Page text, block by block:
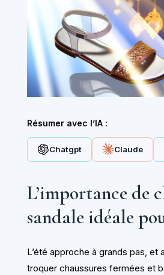
Résumer avec l’IA :
Chatgpt Claude
L’importance de
sandale idéale
L’été approche à grands pas, et
troquer chaussures fermées et